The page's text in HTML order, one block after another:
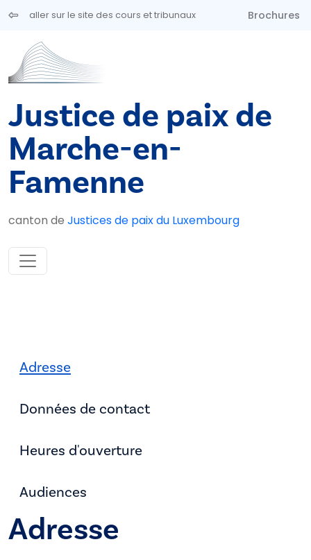
Aller au contenu principal
aller sur le site des cours et tribunaux Brochures
Justice de paix de
Marche-en-
Famenne
canton de Justices de paix du Luxembourg
Adresse
Données de contact
Heures d'ouverture
Audiences
Adresse